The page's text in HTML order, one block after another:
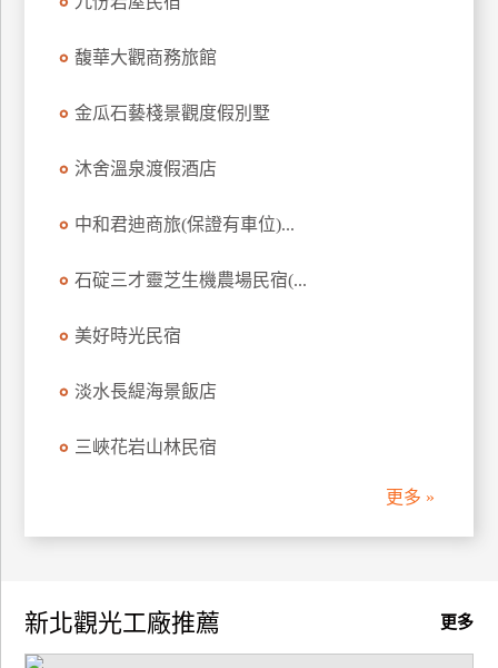
作
馥華大觀商務旅館
金瓜石藝棧景觀度假別墅
沐舍溫泉渡假酒店
中和君迪商旅(保證有車位)...
石碇三才靈芝生機農場民宿(...
美好時光民宿
淡水長緹海景飯店
三峽花岩山林民宿
更多 »
更多
新北觀光工廠推薦